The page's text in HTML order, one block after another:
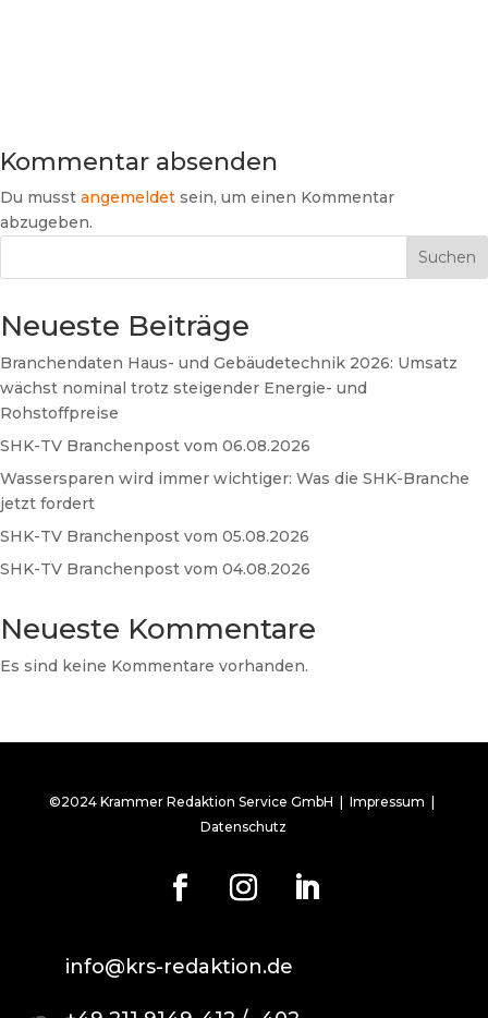
Kommentar absenden
Du musst angemeldet sein, um einen Kommentar
abzugeben.
Suchen
Neueste Beiträge
Branchendaten Haus- und Gebäudetechnik 2026: Umsatz
wächst nominal trotz steigender Energie- und
Rohstoffpreise
SHK-TV Branchenpost vom 06.08.2026
Wassersparen wird immer wichtiger: Was die SHK-Branche
jetzt fordert
SHK-TV Branchenpost vom 05.08.2026
SHK-TV Branchenpost vom 04.08.2026
Neueste Kommentare
Es sind keine Kommentare vorhanden.
©2024 Krammer Redaktion Service GmbH |Impressum
Datenschutz
info@krs-redaktion.de